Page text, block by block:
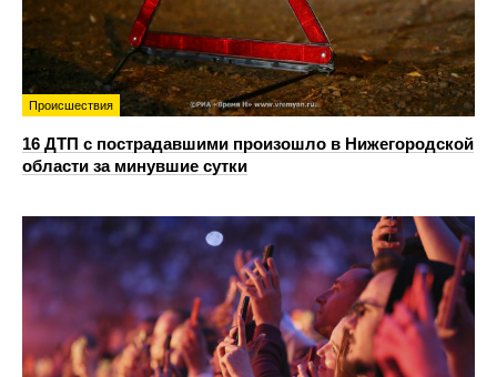
Происшествия
16 ДТП с пострадавшими произошло в Нижегородской
области за минувшие сутки